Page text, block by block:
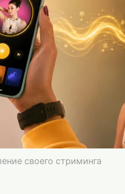
своего стриминга